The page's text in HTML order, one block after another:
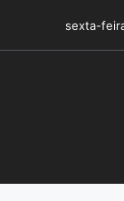
o
sexta-